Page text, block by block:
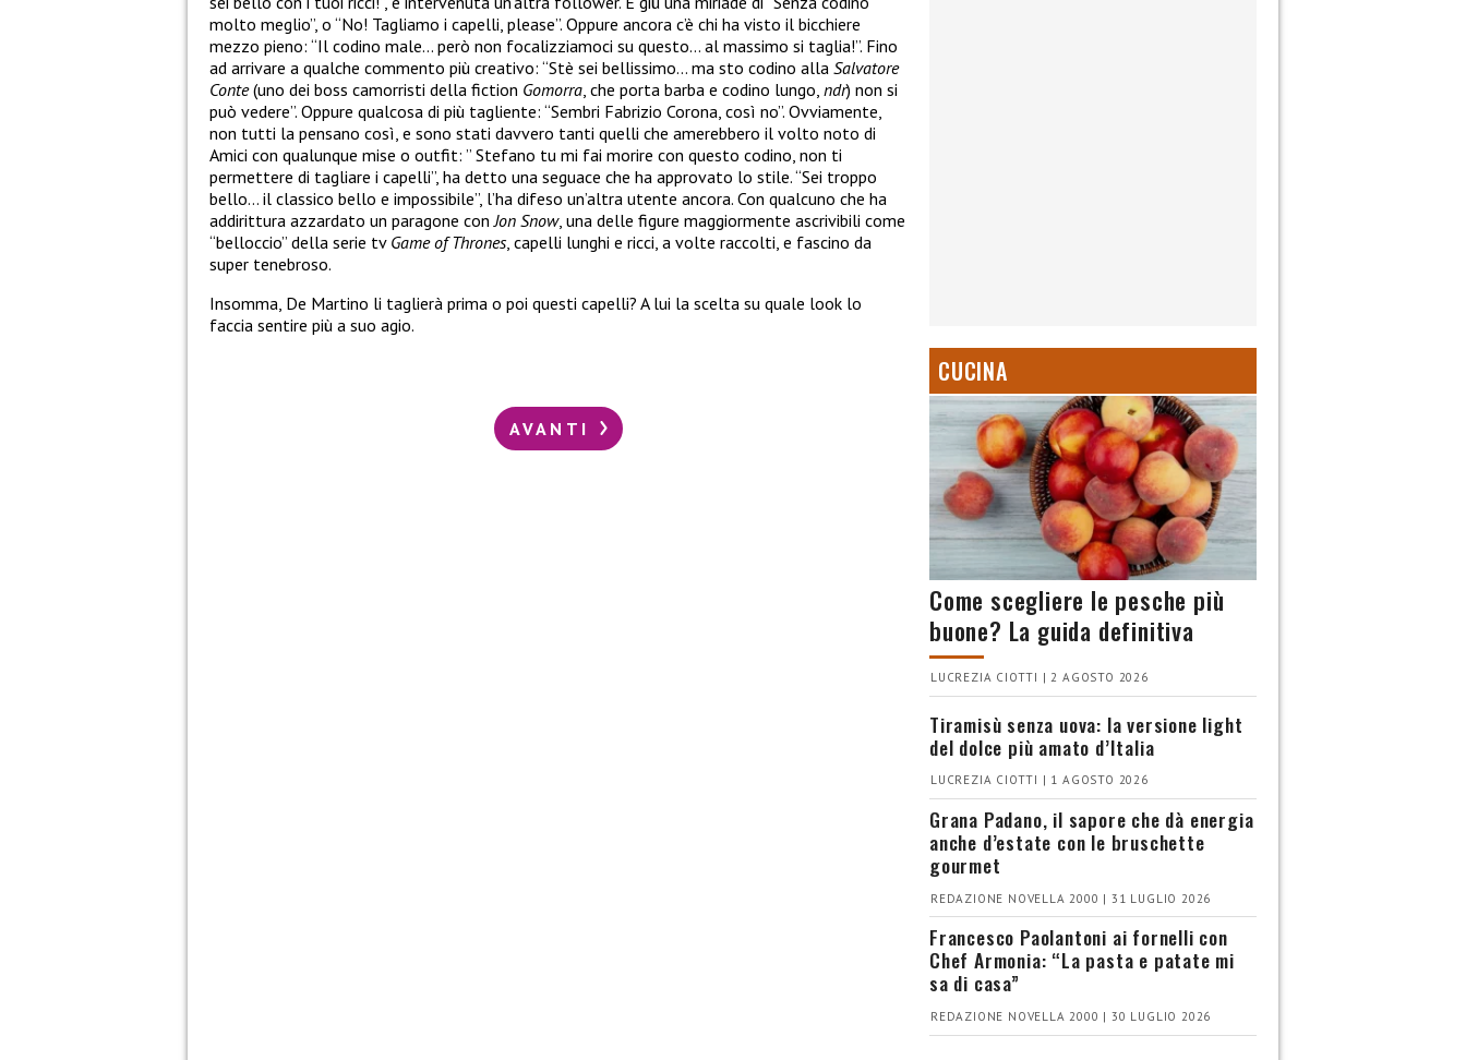
molto meglio”, o “No! Tagliamo i capelli, please”. Oppure ancora c’è chi ha visto il bicchiere
mezzo pieno: “Il codino male… però non focalizziamoci su questo… al massimo si taglia!”. Fino
ad arrivare a qualche commento più creativo: “Stè sei bellissimo… ma sto codino alla Salvatore
Conte(uno dei boss camorristi della fiction Gomorra , che porta barba e codino lungo, ndr) non si
può vedere”. Oppure qualcosa di più tagliente: “Sembri Fabrizio Corona, così no”. Ovviamente,
non tutti la pensano così, e sono stati davvero tanti quelli che amerebbero il volto noto di
Amici con qualunque mise o outfit: ” Stefano tu mi fai morire con questo codino, non ti
permettere di tagliare i capelli”, ha detto una seguace che ha approvato lo stile. “Sei troppo
bello… il classico bello e impossibile”, l’ha difeso un’altra utente ancora. Con qualcuno che ha
addirittura azzardato un paragone con Jon Snow, una delle figure maggiormente ascrivibili come
“belloccio” della serie tv Game of Thrones, capelli lunghi e ricci, a volte raccolti, e fascino da
super tenebroso.
Insomma, De Martino li taglierà prima o poi questi capelli? A lui la scelta su quale look lo
faccia sentire più a suo agio.
AVANTI
CUCINA
Come scegliere le pesche più
buone? La guida definitiva
LUCREZIA CIOTTI | 2 AGOSTO 2026
Tiramisù senza uova: la versione light
del dolce più amato d’Italia
LUCREZIA CIOTTI | 1 AGOSTO 2026
Grana Padano, il sapore che dà energia
anche d’estate con le bruschette
gourmet
REDAZIONE NOVELLA 2000 | 31 LUGLIO 2026
Francesco Paolantoni ai fornelli con
Chef Armonia: “La pasta e patate mi
sa di casa”
REDAZIONE NOVELLA 2000 | 30 LUGLIO 2026